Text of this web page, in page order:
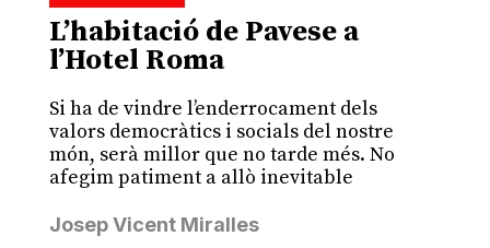
L’habitació de Pavese a
l’Hotel Roma
Si ha de vindre l’enderrocament dels
valors democràtics i socials del nostre
món, serà millor que no tarde més. No
afegim patiment a allò inevitable
Josep Vicent Miralles